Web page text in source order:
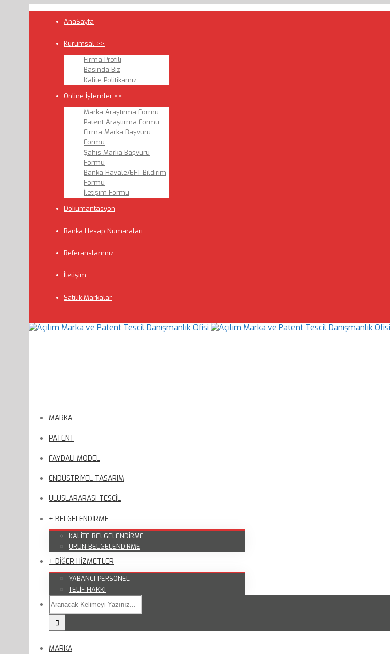
AnaSayfa
Kurumsal >>
Firma Profili
Basında Biz
Kalite Politikamız
Online İşlemler >>
Marka Araştırma Formu
Patent Araştırma Formu
Firma Marka Başvuru
Formu
Şahıs Marka Başvuru
Formu
Banka Havale/EFT Bildirim
Formu
İletişim Formu
Dokümantasyon
Banka Hesap Numaraları
Referanslarımız
İletişim
Satılık Markalar
MARKA
PATENT
FAYDALI MODEL
ENDÜSTRİYEL TASARIM
ULUSLARARASI TESCİL
+ BELGELENDİRME
KALİTE BELGELENDİRME
ÜRÜN BELGELENDİRME
+ DİĞER HİZMETLER
YABANCI PERSONEL
TELİF HAKKI
MARKA